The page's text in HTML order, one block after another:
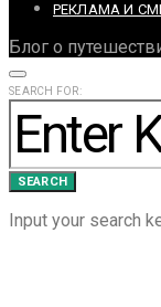
РЕКЛАМА И
Блог о
SEARCH FOR:
SEARCH
Input your search